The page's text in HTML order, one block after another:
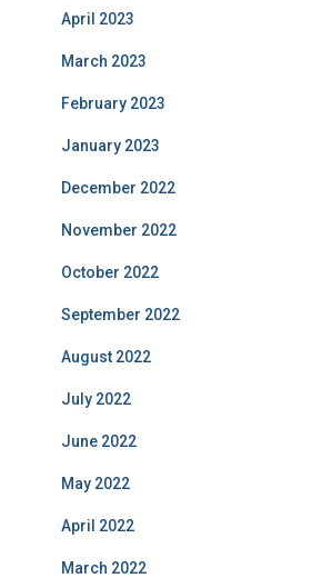
April 2023
March 2023
February 2023
January 2023
December 2022
November 2022
October 2022
September 2022
August 2022
July 2022
June 2022
May 2022
April 2022
March 2022